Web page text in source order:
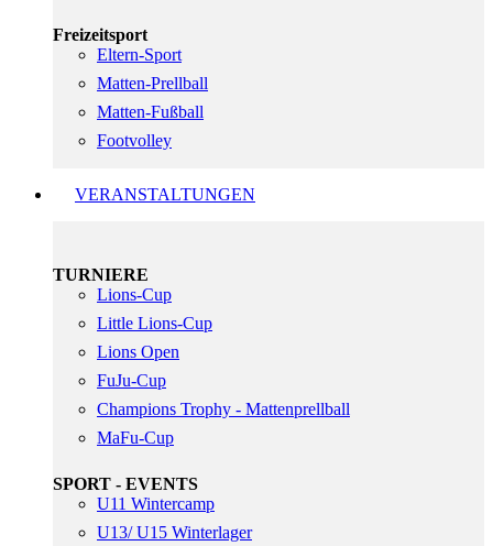
Freizeitsport
Eltern-Sport
Matten-Prellball
Matten-Fußball
Footvolley
VERANSTALTUNGEN
TURNIERE
Lions-Cup
Little Lions-Cup
Lions Open
FuJu-Cup
Champions Trophy - Mattenprellball
MaFu-Cup
SPORT - EVENTS
U11 Wintercamp
U13/ U15 Winterlager